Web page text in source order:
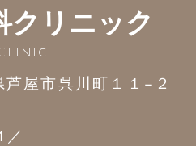
クリニック
屋市呉川町１１−２